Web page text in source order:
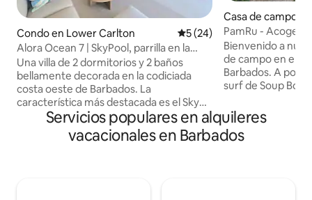
Condo en Lower Carlton Calificación promedio: 5 de
5 (24)
Alora Ocean 7 | SkyPool, parrilla en la
azotea y vista al mar
Una villa de 2 dormitorios y 2 baños
bellamente decorada en la codiciada
costa oeste de Barbados. La
característica más destacada es el Sky
Lounge, un refugio compartido elevado
con piscina, terraza solárium y vistas al
mar. Es el lugar perfecto para disfrutar
Casa de campo
a
PamRu -
vistas
Bienvenido a
de campo en el
Barbados. A
surf de Soup
tranquilidad
Despiértate con
las olas del mar y
Servicios populares en alquileres
vacacionales en Barbados